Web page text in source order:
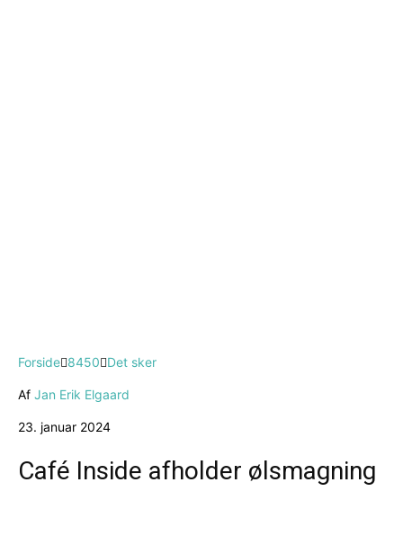
Forside 8450 Det sker
Af Jan Erik Elgaard
23. januar 2024
Café Inside afholder ølsmagning